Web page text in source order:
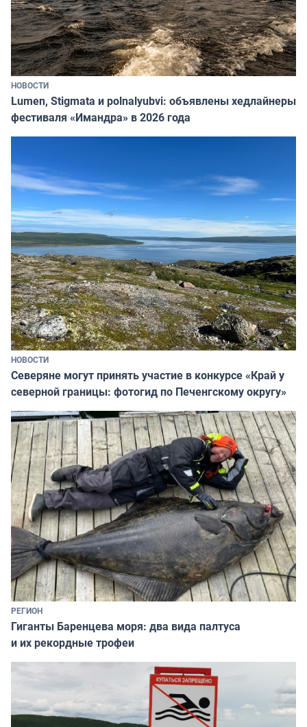
НОВОСТИ
Lumen, Stigmata и polnalyubvi: объявлены хедлайнеры
фестиваля «Имандра» в 2026 года
НОВОСТИ
Северяне могут принять участие в конкурсе «Край у
северной границы: фотогид по Печенгскому округу»
РЕГИОН
Гиганты Баренцева моря: два вида палтуса
и их рекордные трофеи